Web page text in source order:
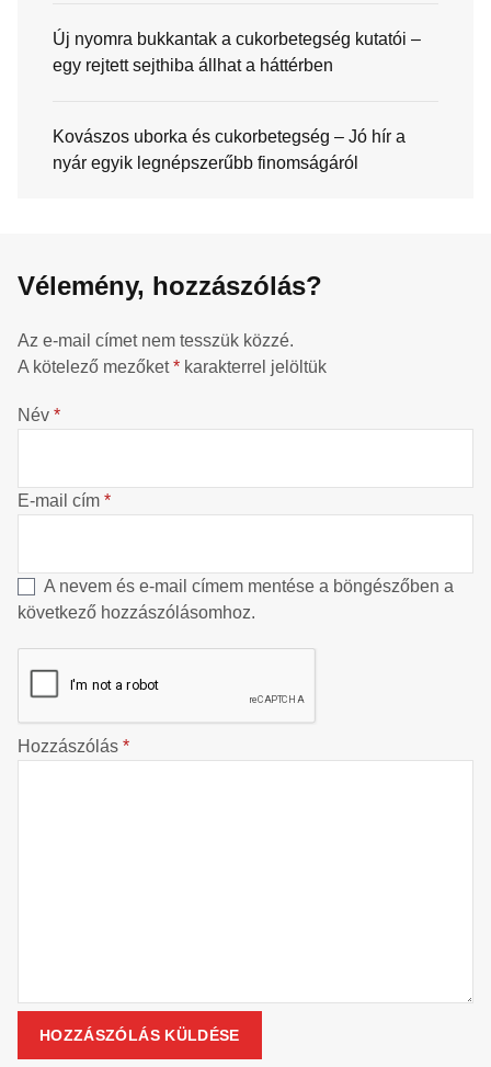
Új nyomra bukkantak a cukorbetegség kutatói –
egy rejtett sejthiba állhat a háttérben
Kovászos uborka és cukorbetegség – Jó hír a
nyár egyik legnépszerűbb finomságáról
Vélemény, hozzászólás?
Az e-mail címet nem tesszük közzé.
A kötelező mezőket* karakterrel jelöltük
Név *
E-mail cím *
A nevem és e-mail címem mentése a böngészőben a
következő hozzászólásomhoz.
Hozzászólás *